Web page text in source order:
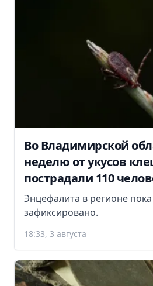
Во Владимирской
неделю от укусов
пострадали 110
Энцефалита в регионе
зафиксировано.
18:33, 3 августа